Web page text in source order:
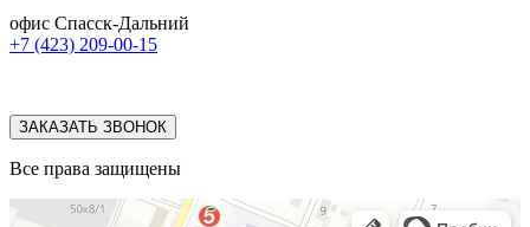
офис Спасск-Дальний
+7 (423) 209-00-15
ЗАКАЗАТЬ ЗВОНОК
Все права защищены